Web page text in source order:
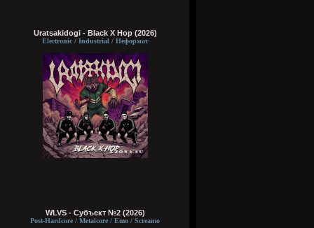
Uratsakidogi - Black X Hop (2026)
Electronic / Industrial / Неформат
WLVS - Субъект №2 (2026)
Post-Hardcore / Metalcore / Emo / Screamo